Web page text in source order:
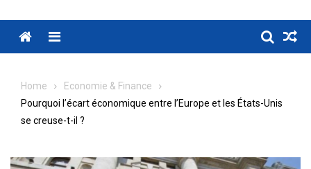
Menu
Home
Economie & Finance
Pourquoi l’écart économique entre l’Europe et les États-Unis
se creuse-t-il ?